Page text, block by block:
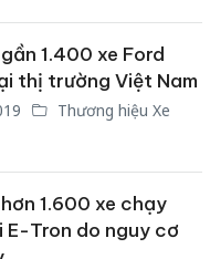
1.400 xe Ford
thị trường Việt Nam
Thương hiệu Xe
1.600 xe chạy
E-Tron do nguy cơ